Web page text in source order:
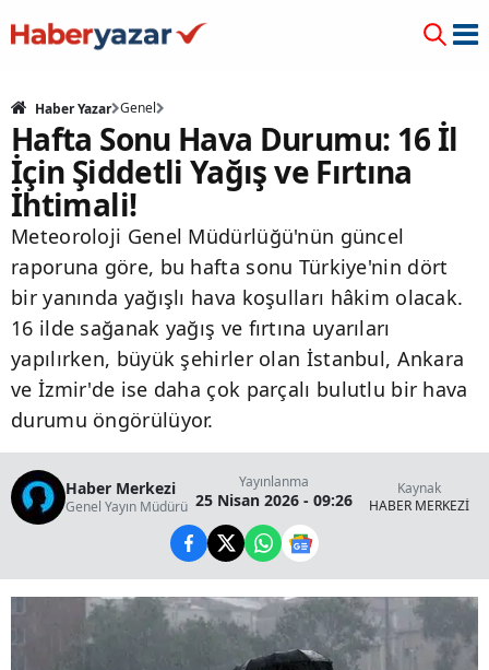
Haber Yazar Genel
Hafta Sonu Hava Durumu: 16 İl
İçin Şiddetli Yağış ve Fırtına
İhtimali!
Meteoroloji Genel Müdürlüğü'nün güncel
raporuna göre, bu hafta sonu Türkiye'nin dört
bir yanında yağışlı hava koşulları hâkim olacak.
16 ilde sağanak yağış ve fırtına uyarıları
yapılırken, büyük şehirler olan İstanbul, Ankara
ve İzmir'de ise daha çok parçalı bulutlu bir hava
durumu öngörülüyor.
Haber Merkezi
Genel Yayın Müdürü
Yayınlanma
25 Nisan 2026 - 09:26
Kaynak
HABER MERKEZİ